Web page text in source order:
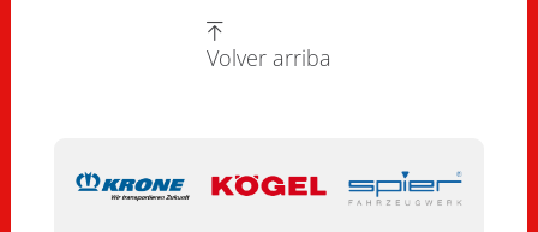
Volver arriba